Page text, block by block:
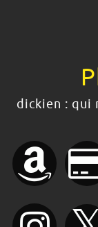
dickien : qui